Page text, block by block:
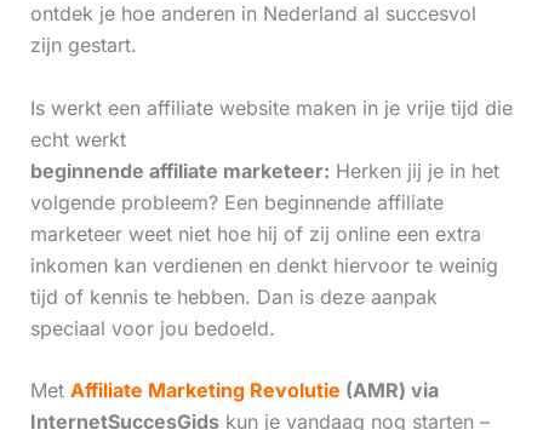
ontdek je hoe anderen in Nederland al succesvol
zijn gestart.
Is werkt een affiliate website maken in je vrije tijd die
echt werkt
beginnende affiliate marketeer: Herken jij je in het
volgende probleem? Een beginnende affiliate
marketeer weet niet hoe hij of zij online een extra
inkomen kan verdienen en denkt hiervoor te weinig
tijd of kennis te hebben. Dan is deze aanpak
speciaal voor jou bedoeld.
Met Affiliate Marketing Revolutie (AMR) via
InternetSuccesGidskun je vandaag nog starten –